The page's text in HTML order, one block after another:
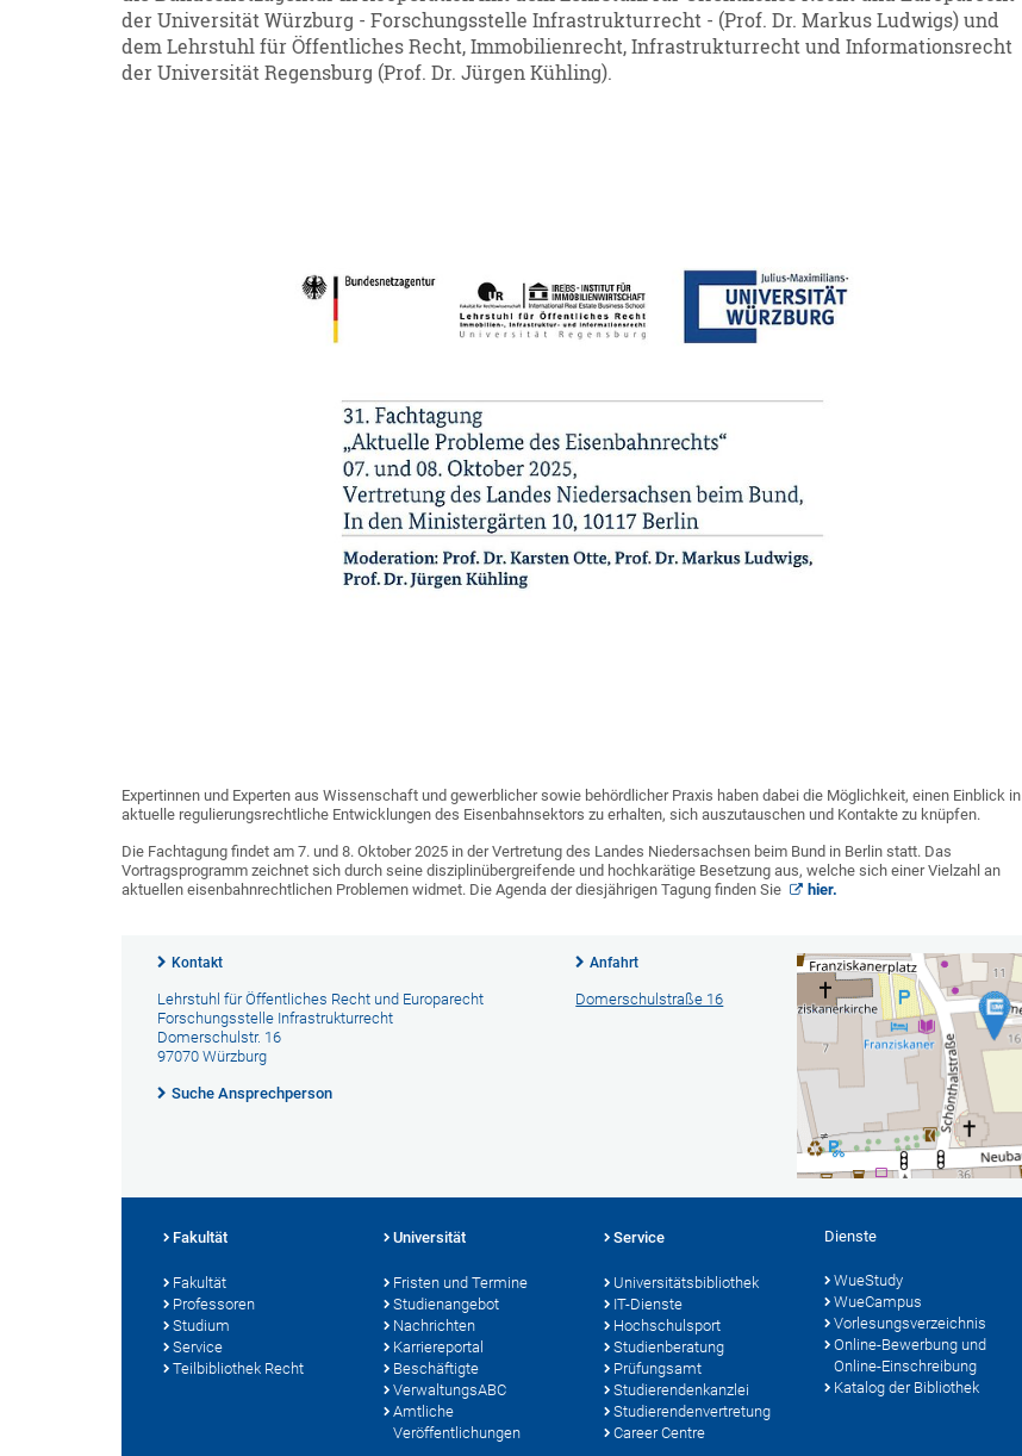
der Universität Würzburg - Forschungsstelle Infrastrukturrecht - (Prof. Dr. Markus Ludwigs) und
dem Lehrstuhl für Öffentliches Recht, Immobilienrecht, Infrastrukturrecht und Informationsrecht
der Universität Regensburg (Prof. Dr. Jürgen Kühling).
Expertinnen und Experten aus Wissenschaft und gewerblicher sowie behördlicher Praxis haben dabei die Möglichkeit, einen Einblick in
aktuelle regulierungsrechtliche Entwicklungen des Eisenbahnsektors zu erhalten, sich auszutauschen und Kontakte zu knüpfen.
Die Fachtagung findet am 7. und 8. Oktober 2025 in der Vertretung des Landes Niedersachsen beim Bund in Berlin statt. Das
Vortragsprogramm zeichnet sich durch seine disziplinübergreifende und hochkarätige Besetzung aus, welche sich einer Vielzahl an
aktuellen eisenbahnrechtlichen Problemen widmet. Die Agenda der diesjährigen Tagung finden Sie
hier.
Kontakt
Lehrstuhl für Öffentliches Recht und Europarecht
Forschungsstelle Infrastrukturrecht
Domerschulstr. 16
97070 Würzburg
Suche Ansprechperson
Anfahrt
Domerschulstraße 16
Fakultät
Fakultät
Professoren
Studium
Service
Teilbibliothek Recht
Universität
Fristen und Termine
Studienangebot
Nachrichten
Karriereportal
Beschäftigte
VerwaltungsABC
Amtliche
Veröffentlichungen
Service
Universitätsbibliothek
IT-Dienste
Hochschulsport
Studienberatung
Prüfungsamt
Studierendenkanzlei
Studierendenvertretung
Career Centre
Dienste
WueStudy
WueCampus
Vorlesungsverzeichnis
Online-Bewerbung und
Online-Einschreibung
Katalog der Bibliothek